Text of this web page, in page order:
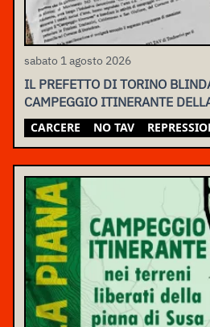
sabato 1 agosto 2026
IL PREFETTO DI TORINO
CAMPEGGIO ITINERANTE
CARCERE NO TAV